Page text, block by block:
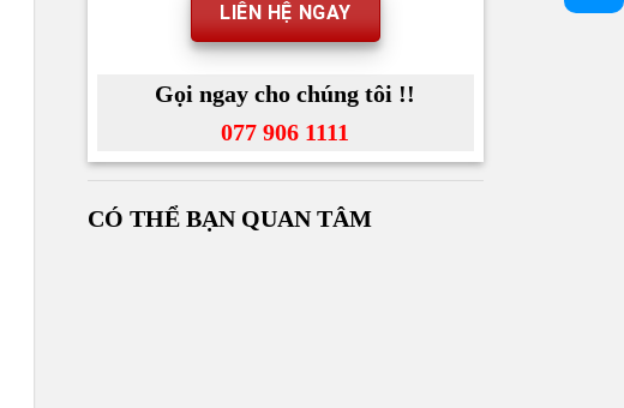
LIÊN HỆ NGAY
Gọi ngay cho chúng tôi !!
077 906 1111
CÓ THỂ BẠN QUAN TÂM